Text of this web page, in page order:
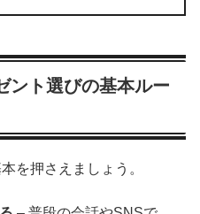
ント選びの基本ルー
を押さえましょう。